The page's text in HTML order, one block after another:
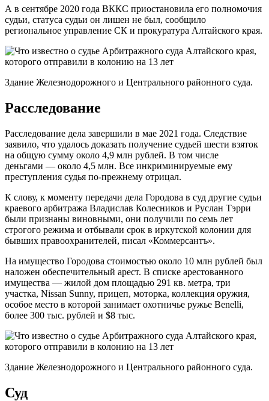
А в сентябре 2020 года ВККС приостановила его полномочия
судьи, статуса судьи он лишен не был, сообщило
региональное управление СК и прокуратура Алтайского края.
Здание Железнодорожного и Центрального районного суда.
Расследование
Расследование дела завершили в мае 2021 года. Следствие
заявило, что удалось доказать получение судьей шести взяток
на общую сумму около 4,9 млн рублей. В том числе
деньгами — около 4,5 млн. Все инкриминируемые ему
преступления судья по-прежнему отрицал.
К слову, к моменту передачи дела Городова в суд другие судьи
краевого арбитража Владислав Колесников и Руслан Тэрри
были признаны виновными, они получили по семь лет
строгого режима и отбывали срок в иркутской колонии для
бывших правоохранителей, писал «Коммерсантъ».
На имущество Городова стоимостью около 10 млн рублей был
наложен обеспечительный арест. В списке арестованного
имущества — жилой дом площадью 291 кв. метра, три
участка, Nissan Sunny, прицеп, моторка, коллекция оружия,
особое место в которой занимает охотничье ружье Benelli,
более 300 тыс. рублей и $8 тыс.
Здание Железнодорожного и Центрального районного суда.
Суд